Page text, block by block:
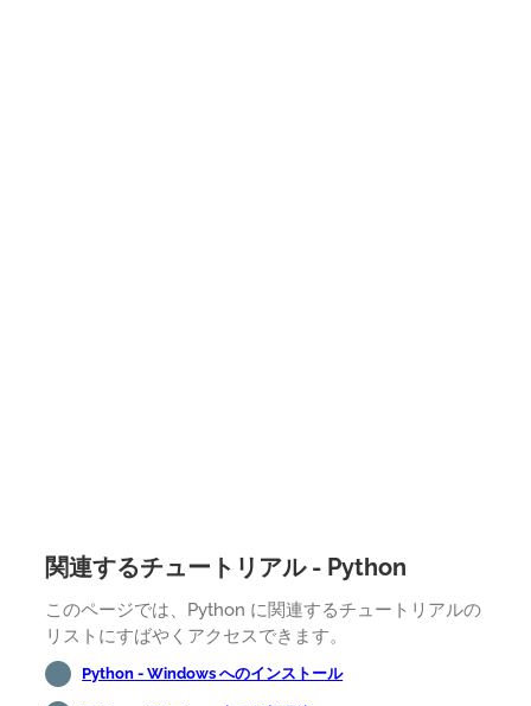
関連するチュートリアル - Python
このページでは、Python に関連するチュートリアルの
リストにすばやくアクセスできます。
Python - Windows へのインストール